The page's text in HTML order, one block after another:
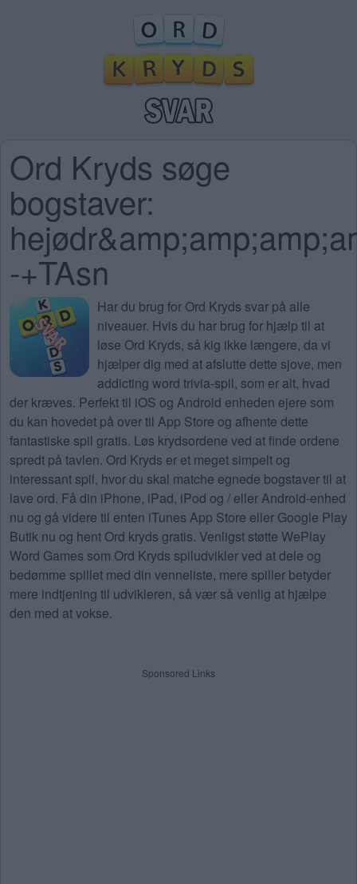
Ord Kryds søge
bogstaver:
-+TAsn
Har du brug for Ord Kryds svar på alle
niveauer. Hvis du har brug for hjælp til at
løse Ord Kryds, så kig ikke længere, da vi
hjælper dig med at afslutte dette sjove, men
addicting word trivia-spil, som er alt, hvad
der kræves. Perfekt til iOS og Android enheden ejere som
du kan hovedet på over til App Store og afhente dette
fantastiske spil gratis. Løs krydsordene ved at finde ordene
spredt på tavlen. Ord Kryds er et meget simpelt og
interessant spil, hvor du skal matche egnede bogstaver til at
lave ord. Få din iPhone, iPad, iPod og / eller Android-enhed
nu og gå videre til enten iTunes App Store eller Google Play
Butik nu og hent Ord kryds gratis. Venligst støtte WePlay
Word Games som Ord Kryds spiludvikler ved at dele og
bedømme spillet med din venneliste, mere spiller betyder
mere indtjening til udvikleren, så vær så venlig at hjælpe
den med at vokse.
Sponsored Links